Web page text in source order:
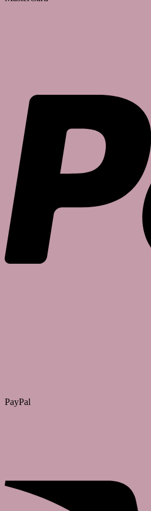
PayPal